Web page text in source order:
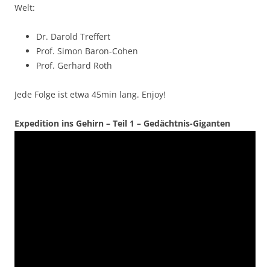
Welt:
Dr. Darold Treffert
Prof. Simon Baron-Cohen
Prof. Gerhard Roth
Jede Folge ist etwa 45min lang. Enjoy!
Expedition ins Gehirn – Teil 1 – Gedächtnis-Giganten